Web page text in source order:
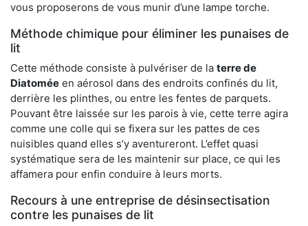
vous proposerons de vous munir d’une lampe torche.
Méthode chimique pour éliminer les punaises de
lit
Cette méthode consiste à pulvériser de la terre de
Diatomée en aérosol dans des endroits confinés du lit,
derrière les plinthes, ou entre les fentes de parquets.
Pouvant être laissée sur les parois à vie, cette terre agira
comme une colle qui se fixera sur les pattes de ces
nuisibles quand elles s’y aventureront. L’effet quasi
systématique sera de les maintenir sur place, ce qui les
affamera pour enfin conduire à leurs morts.
Recours à une entreprise de désinsectisation
contre les punaises de lit